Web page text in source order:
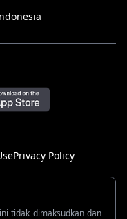
Privacy Policy
tidak dimaksudkan dan